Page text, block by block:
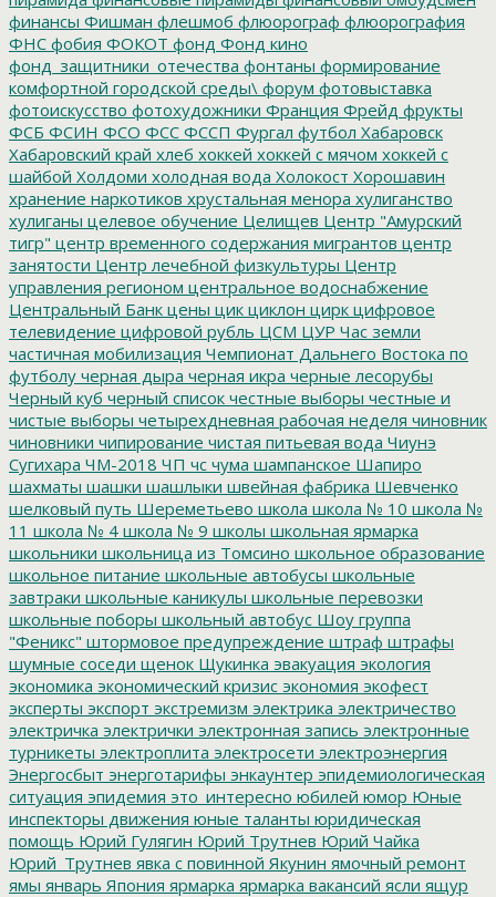
финансы Фишман флешмоб флюорограф флюорография
ФНС фобия ФОКОТ фонд Фонд кино
фонд_защитники_отечества фонтаны формирование
комфортной городской среды\ форум фотовыставка
фотоискусство фотохудожники Франция Фрейд фрукты
ФСБ ФСИН ФСО ФСС ФССП Фургал футбол Хабаровск
Хабаровский край хлеб хоккей хоккей с мячом хоккей с
шайбой Холдоми холодная вода Холокост Хорошавин
хранение наркотиков хрустальная менора хулиганство
хулиганы целевое обучение Целищев Центр "Амурский
тигр" центр временного содержания мигрантов центр
занятости Центр лечебной физкультуры Центр
управления регионом центральное водоснабжение
Центральный Банк цены цик циклон цирк цифровое
телевидение цифровой рубль ЦСМ ЦУР Час земли
частичная мобилизация Чемпионат Дальнего Востока по
футболу черная дыра черная икра черные лесорубы
Черный куб черный список честные выборы честные и
чистые выборы четырехдневная рабочая неделя чиновник
чиновники чипирование чистая питьевая вода Чиунэ
Сугихара ЧМ-2018 ЧП чс чума шампанское Шапиро
шахматы шашки шашлыки швейная фабрика Шевченко
шелковый путь Шереметьево школа школа № 10 школа №
11 школа № 4 школа № 9 школы школьная ярмарка
школьники школьница из Томсино школьное образование
школьное питание школьные автобусы школьные
завтраки школьные каникулы школьные перевозки
школьные поборы школьный автобус Шоу группа
"Феникс" штормовое предупреждение штраф штрафы
шумные соседи щенок Щукинка эвакуация экология
экономика экономический кризис экономия экофест
эксперты экспорт экстремизм электрика электричество
электричка электрички электронная запись электронные
турникеты электроплита электросети электроэнергия
Энергосбыт энерготарифы энкаунтер эпидемиологическая
ситуация эпидемия это_интересно юбилей юмор Юные
инспекторы движения юные таланты юридическая
помощь Юрий Гулягин Юрий Трутнев Юрий Чайка
Юрий_Трутнев явка с повинной Якунин ямочный ремонт
ямы январь Япония ярмарка ярмарка вакансий ясли ящур